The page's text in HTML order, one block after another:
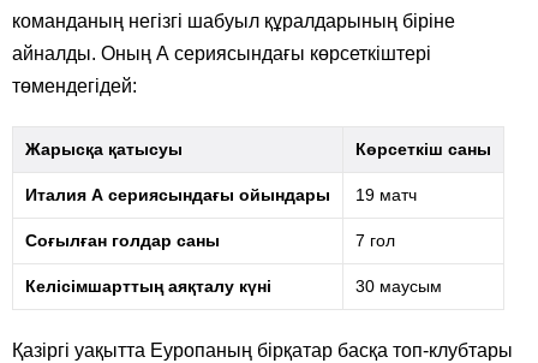
команданың негізгі шабуыл құралдарының біріне
айналды. Оның А сериясындағы көрсеткіштері
төмендегідей:
Жарысқа қатысуы Көрсеткіш саны
Италия А сериясындағы ойындары 19 матч
Соғылған голдар саны 7 гол
Келісімшарттың аяқталу күні 30 маусым
Қазіргі уақытта Еуропаның бірқатар басқа топ-клубтары